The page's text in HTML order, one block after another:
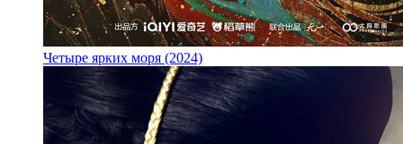
Четыре ярких моря (2024)